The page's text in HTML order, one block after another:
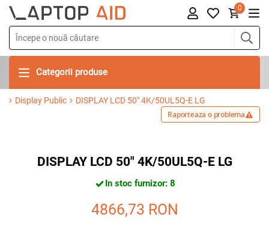
0
Categorii produse
Display Public DISPLAY LCD 50" 4K/50UL5Q-E LG
Raporteaza o problema
DISPLAY LCD 50" 4K/50UL5Q-E LG
In stoc furnizor: 8
4866,73 RON